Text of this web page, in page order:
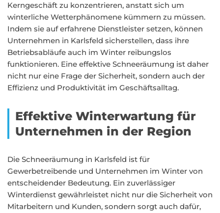
Kerngeschäft zu konzentrieren, anstatt sich um
winterliche Wetterphänomene kümmern zu müssen.
Indem sie auf erfahrene Dienstleister setzen, können
Unternehmen in Karlsfeld sicherstellen, dass ihre
Betriebsabläufe auch im Winter reibungslos
funktionieren. Eine effektive Schneeräumung ist daher
nicht nur eine Frage der Sicherheit, sondern auch der
Effizienz und Produktivität im Geschäftsalltag.
Effektive Winterwartung für
Unternehmen in der Region
Die Schneeräumung in Karlsfeld ist für
Gewerbetreibende und Unternehmen im Winter von
entscheidender Bedeutung. Ein zuverlässiger
Winterdienst gewährleistet nicht nur die Sicherheit von
Mitarbeitern und Kunden, sondern sorgt auch dafür,